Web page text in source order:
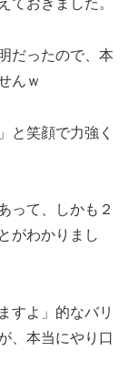
ておきました。
だったので、本
んｗ
と笑顔で力強く
って、しかも２
がわかりまし
すよ」的なバリ
、本当にやり口